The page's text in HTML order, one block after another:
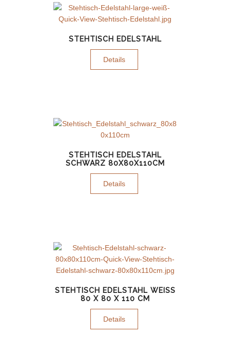
STEHTISCH EDELSTAHL
Details
STEHTISCH EDELSTAHL
SCHWARZ 80X80X110CM
Details
STEHTISCH EDELSTAHL WEISS 8
0 X 80 X 110 CM
Details